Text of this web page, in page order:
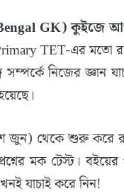
Bengal GK) কুইজে
TET-এর মতো
সম্পর্কে নিজের জ্ঞান
জুন) থেকে শুরু করে
মক টেস্ট।
যাচাই করে নিন!